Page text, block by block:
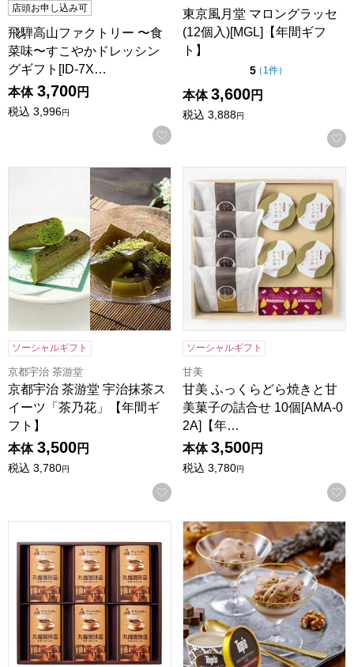
店頭お申し込み可
飛騨高山ファクトリー 〜食
菜味〜すこやかドレッシン
グギフト[ID-7X…
本体 3,700円
税込 3,996円
お気に入りに登録する
東京風月堂 マロングラッセ
(12個入)[MGL]【年間ギフ
ト】
5点（5点満点中）
（ 1件の評価
）
本体 3,600円
税込 3,888円
京都宇治 茶游堂 宇治抹茶スイーツ「茶乃花」【年間ギフト】
ソーシャルギフト
京都宇治 茶游堂
京都宇治 茶游堂 宇治抹茶ス
イーツ「茶乃花」【年間ギ
フト】
本体 3,500円
税込 3,780円
お気に入りに登録する
ソーシャルギフト
甘美
甘美 ふっくらどら焼きと甘
美菓子の詰合せ 10個[AMA-0
2A]【年…
本体 3,500円
税込 3,780円
丸福珈琲店 伝承香味ブレンド詰合せ[MKB-04A]【年間ギフト
トップス チョコレートケー